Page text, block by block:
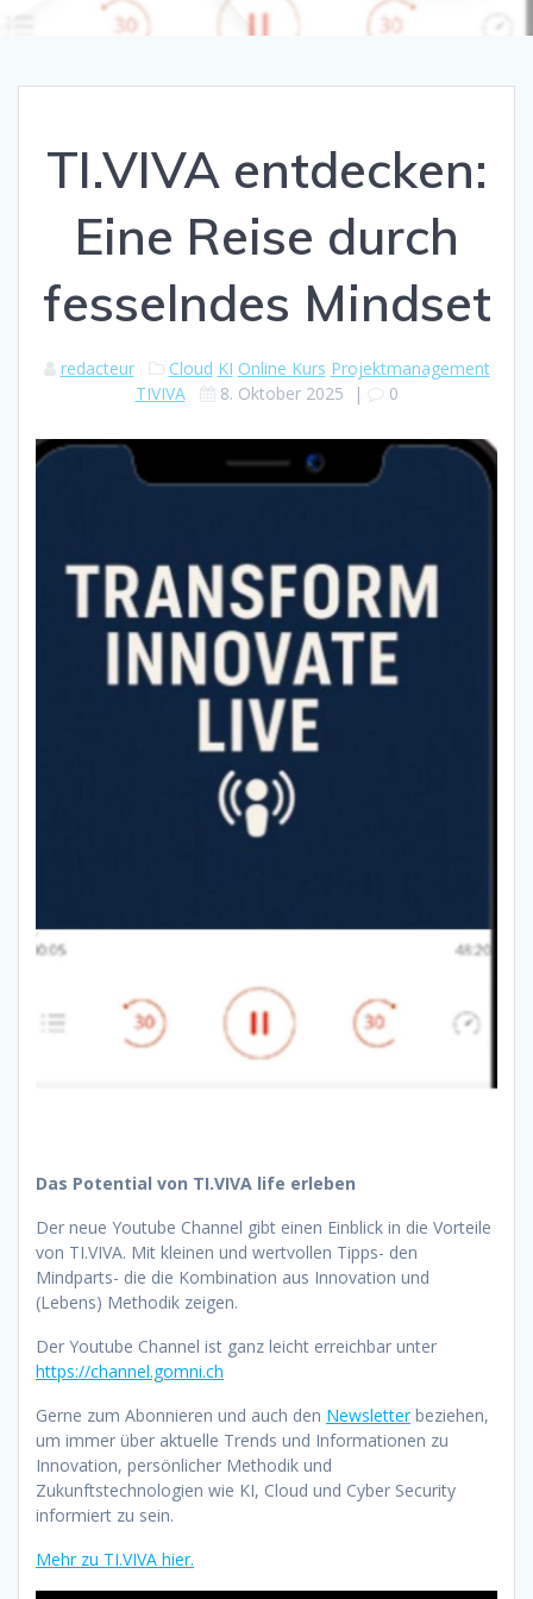
TI.VIVA entdecken:
Eine Reise durch
fesselndes Mindset
redacteur Cloud KI Online Kurs Projektmanagement
TIVIVA
8. Oktober 2025 | 0
Das Potential von TI.VIVA life erleben
Der neue Youtube Channel gibt einen Einblick in die Vorteile
von TI.VIVA. Mit kleinen und wertvollen Tipps- den
Mindparts- die die Kombination aus Innovation und
(Lebens) Methodik zeigen.
Der Youtube Channel ist ganz leicht erreichbar unter
https://channel.gomni.ch
Gerne zum Abonnieren und auch den Newsletterbeziehen,
um immer über aktuelle Trends und Informationen zu
Innovation, persönlicher Methodik und
Zukunftstechnologien wie KI, Cloud und Cyber Security
informiert zu sein.
Mehr zu TI.VIVA hier.